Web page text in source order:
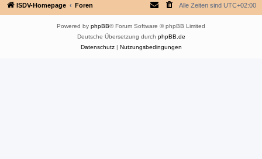
ISDV-Homepage Foren Alle Zeiten sind UTC+02:00
Powered by phpBB® Forum Software © phpBB Limited
Deutsche Übersetzung durch phpBB.de
Datenschutz| Nutzungsbedingungen